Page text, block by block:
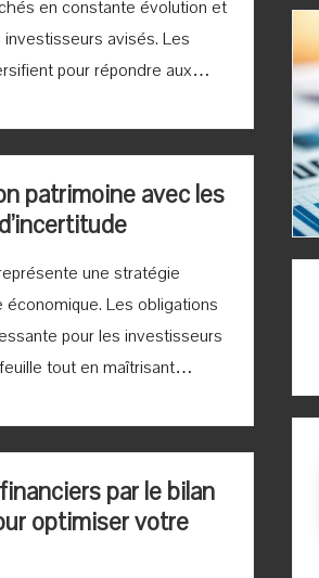
en constante évolution et
avisés. Les
pour répondre aux…
patrimoine avec les
une stratégie
Les obligations
pour les investisseurs
tout en maîtrisant…
par le bilan
optimiser votre